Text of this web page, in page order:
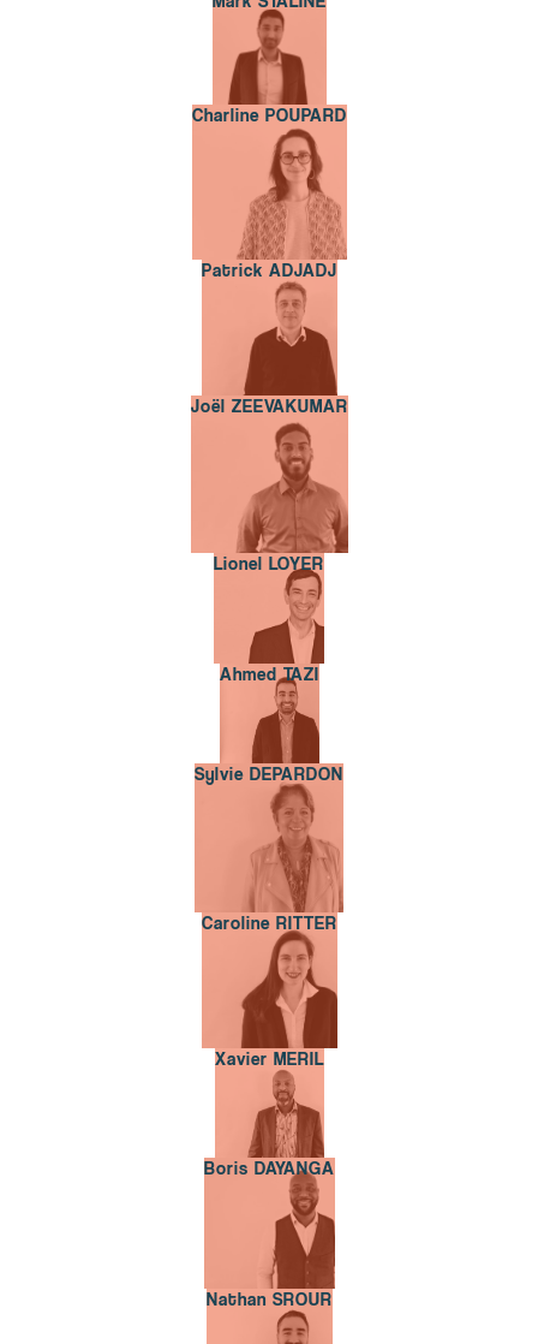
Mark STALINE
Charline POUPARD
Charline POUPARD
Patrick ADJADJ
Patrick ADJADJ
Joël ZEEVAKUMAR
Joël ZEEVAKUMAR
Lionel LOYER
Lionel LOYER
Ahmed TAZI
Ahmed TAZI
Sylvie DEPARDON
Sylvie DEPARDON
Caroline RITTER
Caroline RITTER
Xavier MERIL
Xavier MERIL
Boris DAYANGA
Boris DAYANGA
Nathan SROUR
Nathan SROUR